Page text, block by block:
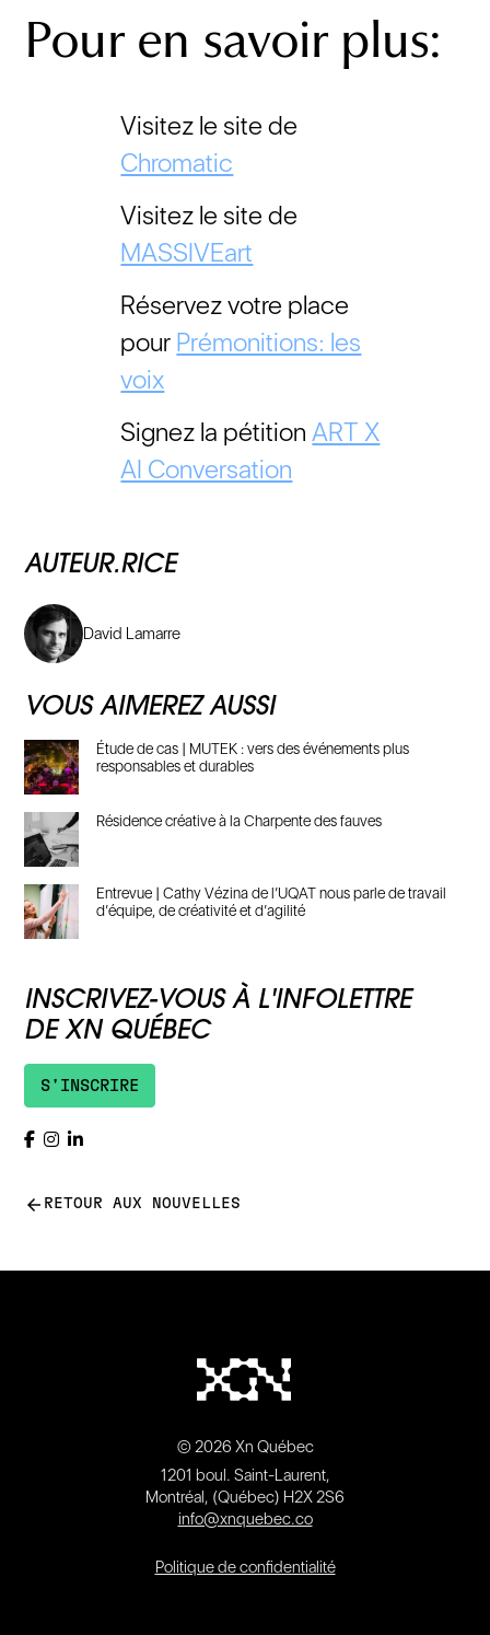
Pour en savoir plus:
Visitez le site de
Chromatic
Visitez le site de
MASSIVEart
Réservez votre place
pour Prémonitions: les
voix
Signez la pétitionART X
AI Conversation
AUTEUR.RICE
David Lamarre
VOUS AIMEREZ AUSSI
Étude de cas | MUTEK : vers des événements plus
responsables et durables
Résidence créative à la Charpente des fauves
Entrevue | Cathy Vézina de l’UQAT nous parle de travail
d’équipe, de créativité et d’agilité
INSCRIVEZ-VOUS À L'INFOLETTRE
DE XN QUÉBEC
S'INSCRIRE
arrow_back RETOUR AUX NOUVELLES
© 2026 Xn Québec
1201 boul. Saint-Laurent,
Montréal, (Québec) H2X 2S6
info@xnquebec.co
Politique de confidentialité